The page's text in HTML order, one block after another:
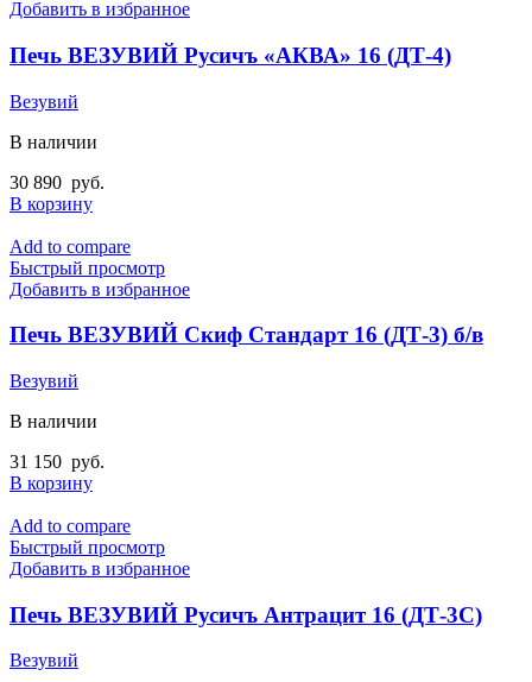
Добавить в избранное
Печь ВЕЗУВИЙ Русичъ «АКВА» 16 (ДТ-4)
Везувий
В наличии
30 890 руб.
В корзину
Add to compare
Быстрый просмотр
Добавить в избранное
Печь ВЕЗУВИЙ Скиф Стандарт 16 (ДТ-3) б/в
Везувий
В наличии
31 150 руб.
В корзину
Add to compare
Быстрый просмотр
Добавить в избранное
Печь ВЕЗУВИЙ Русичъ Антрацит 16 (ДТ-3С)
Везувий